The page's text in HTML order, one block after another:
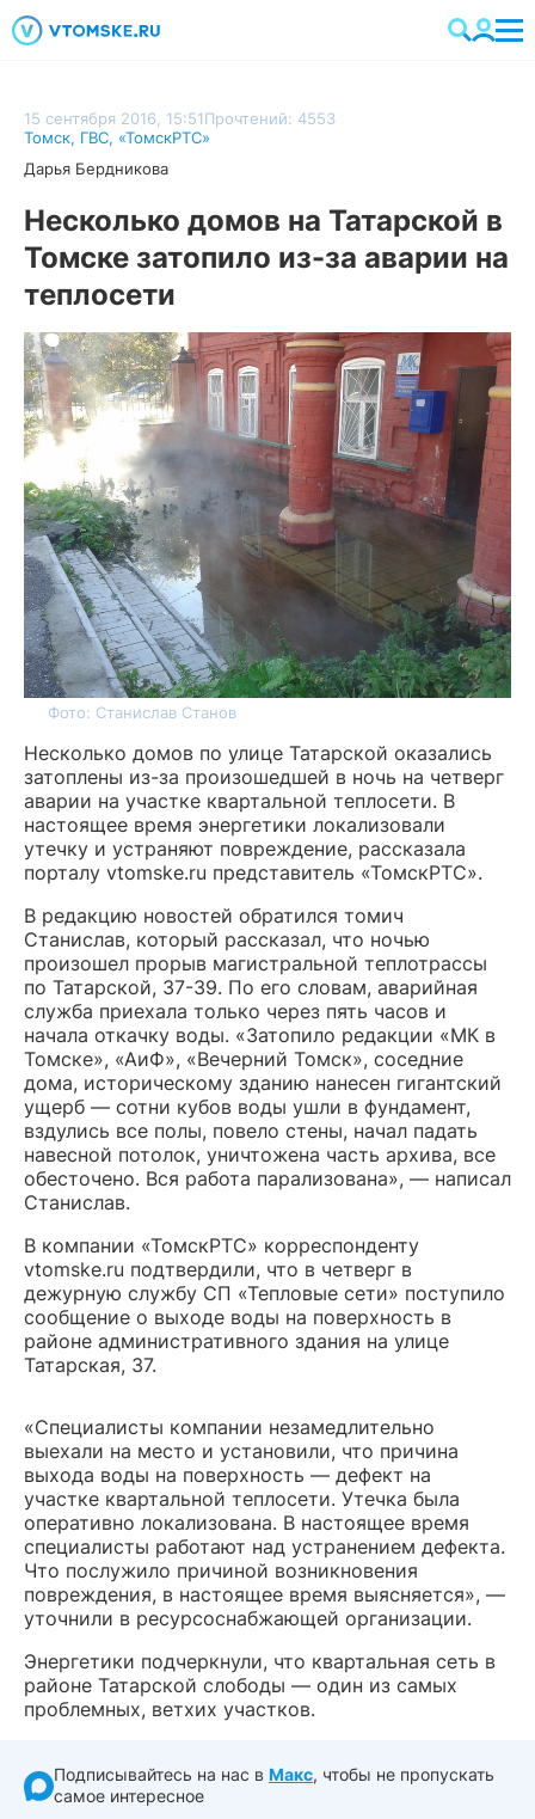
15 сентября 2016, 15:51Прочтений: 4553
Томск, ГВС, «ТомскРТС»
Дарья Бердникова
Несколько домов на Татарской в
Томске затопило из-за аварии на
теплосети
Фото: Станислав Станов
Несколько домов по улице Татарской оказались
затоплены из-за произошедшей в ночь на четверг
аварии на участке квартальной теплосети. В
настоящее время энергетики локализовали
утечку и устраняют повреждение, рассказала
порталу vtomske.ru представитель «ТомскРТС».
В редакцию новостей обратился томич
Станислав, который рассказал, что ночью
произошел прорыв магистральной теплотрассы
по Татарской, 37-39. По его словам, аварийная
служба приехала только через пять часов и
начала откачку воды. «Затопило редакции «МК в
Томске», «АиФ», «Вечерний Томск», соседние
дома, историческому зданию нанесен гигантский
ущерб — сотни кубов воды ушли в фундамент,
вздулись все полы, повело стены, начал падать
навесной потолок, уничтожена часть архива, все
обесточено. Вся работа парализована», — написал
Станислав.
В компании «ТомскРТС» корреспонденту
vtomske.ru подтвердили, что в четверг в
дежурную службу СП «Тепловые сети» поступило
сообщение о выходе воды на поверхность в
районе административного здания на улице
Татарская, 37.
«Специалисты компании незамедлительно
выехали на место и установили, что причина
выхода воды на поверхность — дефект на
участке квартальной теплосети. Утечка была
оперативно локализована. В настоящее время
специалисты работают над устранением дефекта.
Что послужило причиной возникновения
повреждения, в настоящее время выясняется», —
уточнили в ресурсоснабжающей организации.
Энергетики подчеркнули, что квартальная сеть в
районе Татарской слободы — один из самых
проблемных, ветхих участков.
Подписывайтесь на нас в Макс, чтобы не пропускать
самое интересное